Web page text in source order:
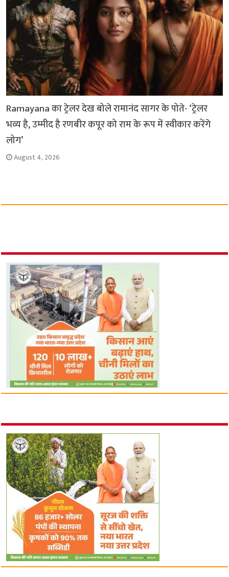
Ramayana का ट्रेलर देख बोले रामानंद सागर के पोते- ‘ट्रेलर
भव्य है, उम्मीद है रणबीर कपूर को राम के रूप में स्वीकार करेंगे
लोग’
August 4, 2026